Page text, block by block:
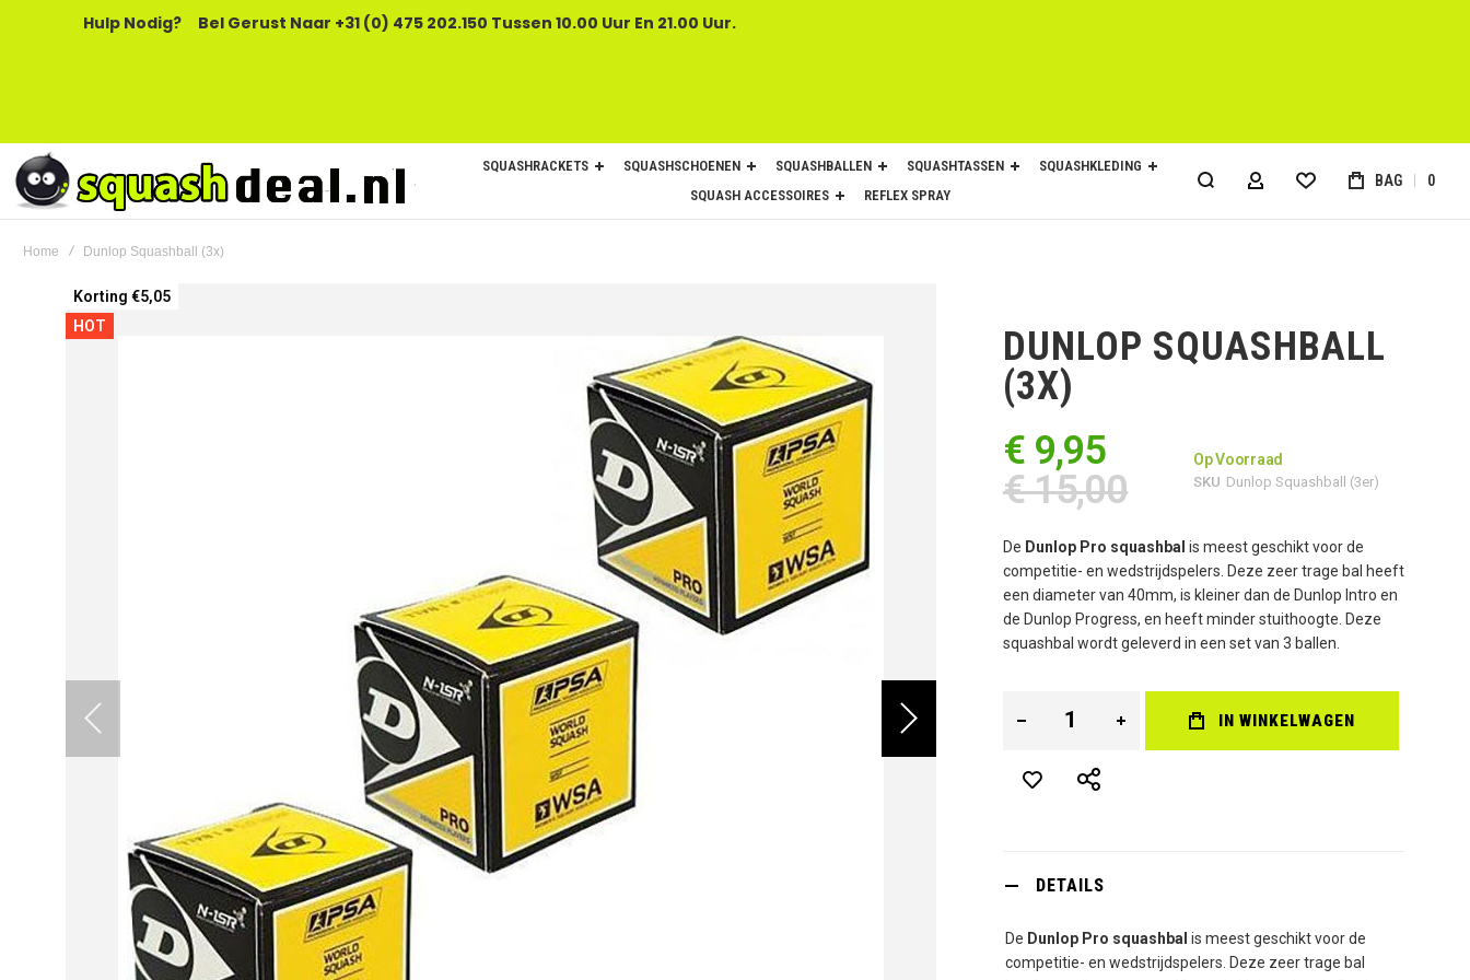
Hulp Nodig? Bel Gerust Naar +31 (0) 475 202.150 Tussen 10.00 Uur En 21.00 Uur.
SQUASHRACKETS SQUASHSCHOENEN SQUASHBALLEN SQUASHTASSEN
SQUASHKLEDING
SQUASH ACCESSOIRES
REFLEX SPRAY ACCOUNT BAG 0
Home Dunlop Squashball (3x)
Ga
naar
het
Korting €5,05
HOT
DUNLOP SQUASHBALL
(3X)
€ 9,95
€ 15,00
Op Voorraad
SKU Dunlop Squashball (3er)
De Dunlop Pro squashbal is meest geschikt voor de
competitie- en wedstrijdspelers. Deze zeer trage bal heeft
een diameter van 40mm, is kleiner dan de Dunlop Intro en
de Dunlop Progress, en heeft minder stuithoogte. Deze
squashbal wordt geleverd in een set van 3 ballen.
IN WINKELWAGEN
DETAILS
De Dunlop Pro squashbal is meest geschikt voor de
competitie- en wedstrijdspelers. Deze zeer trage bal